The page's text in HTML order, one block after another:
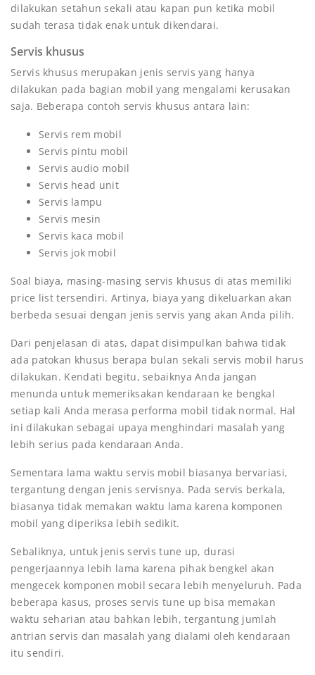
dilakukan setahun sekali atau kapan pun ketika mobil
sudah terasa tidak enak untuk dikendarai.
Servis khusus
Servis khusus merupakan jenis servis yang hanya
dilakukan pada bagian mobil yang mengalami kerusakan
saja. Beberapa contoh servis khusus antara lain:
Servis rem mobil
Servis pintu mobil
Servis audio mobil
Servis head unit
Servis lampu
Servis mesin
Servis kaca mobil
Servis jok mobil
Soal biaya, masing-masing servis khusus di atas memiliki
price list tersendiri. Artinya, biaya yang dikeluarkan akan
berbeda sesuai dengan jenis servis yang akan Anda pilih.
Dari penjelasan di atas, dapat disimpulkan bahwa tidak
ada patokan khusus berapa bulan sekali servis mobil harus
dilakukan. Kendati begitu, sebaiknya Anda jangan
menunda untuk memeriksakan kendaraan ke bengkal
setiap kali Anda merasa performa mobil tidak normal. Hal
ini dilakukan sebagai upaya menghindari masalah yang
lebih serius pada kendaraan Anda.
Sementara lama waktu servis mobil biasanya bervariasi,
tergantung dengan jenis servisnya. Pada servis berkala,
biasanya tidak memakan waktu lama karena komponen
mobil yang diperiksa lebih sedikit.
Sebaliknya, untuk jenis servis tune up, durasi
pengerjaannya lebih lama karena pihak bengkel akan
mengecek komponen mobil secara lebih menyeluruh. Pada
beberapa kasus, proses servis tune up bisa memakan
waktu seharian atau bahkan lebih, tergantung jumlah
antrian servis dan masalah yang dialami oleh kendaraan
itu sendiri.